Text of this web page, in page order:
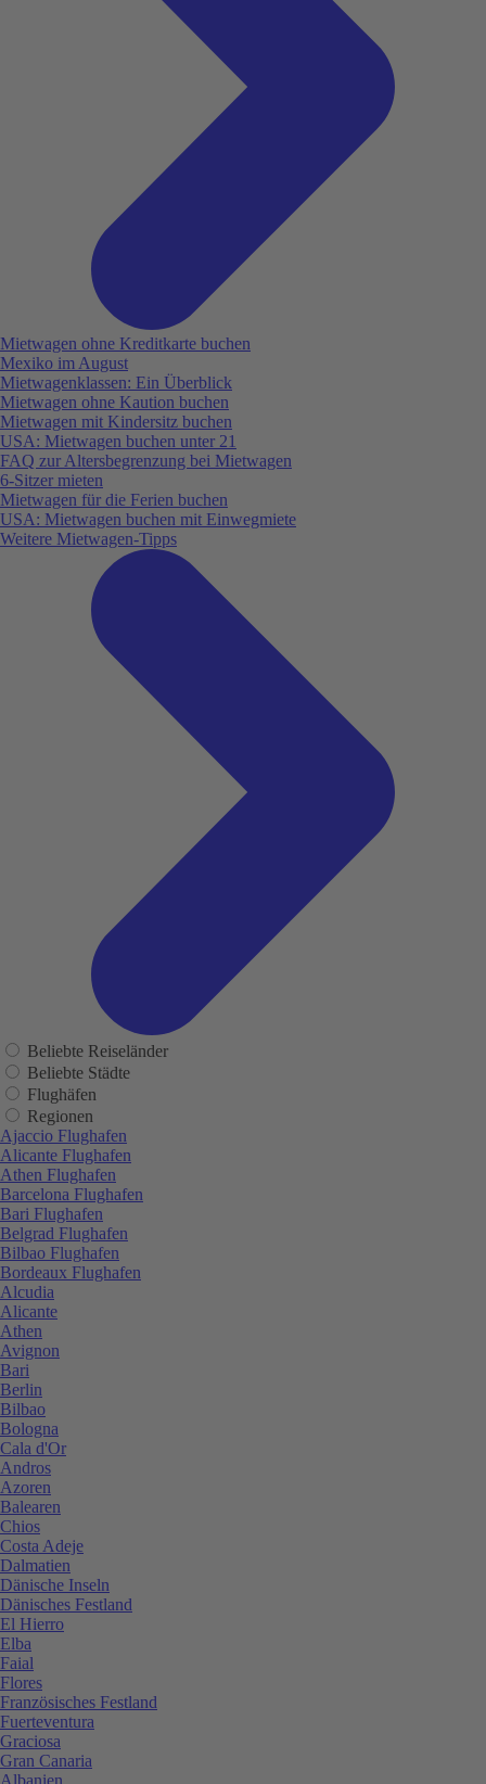
Mietwagen ohne Kreditkarte buchen
Mexiko im August
Mietwagenklassen: Ein Überblick
Mietwagen ohne Kaution buchen
Mietwagen mit Kindersitz buchen
USA: Mietwagen buchen unter 21
FAQ zur Altersbegrenzung bei Mietwagen
6-Sitzer mieten
Mietwagen für die Ferien buchen
USA: Mietwagen buchen mit Einwegmiete
Weitere Mietwagen-Tipps
Beliebte Reiseländer
Beliebte Städte
Flughäfen
Regionen
Ajaccio Flughafen
Alicante Flughafen
Athen Flughafen
Barcelona Flughafen
Bari Flughafen
Belgrad Flughafen
Bilbao Flughafen
Bordeaux Flughafen
Alcudia
Alicante
Athen
Avignon
Bari
Berlin
Bilbao
Bologna
Cala d'Or
Andros
Azoren
Balearen
Chios
Costa Adeje
Dalmatien
Dänische Inseln
Dänisches Festland
El Hierro
Elba
Faial
Flores
Französisches Festland
Fuerteventura
Graciosa
Gran Canaria
Albanien